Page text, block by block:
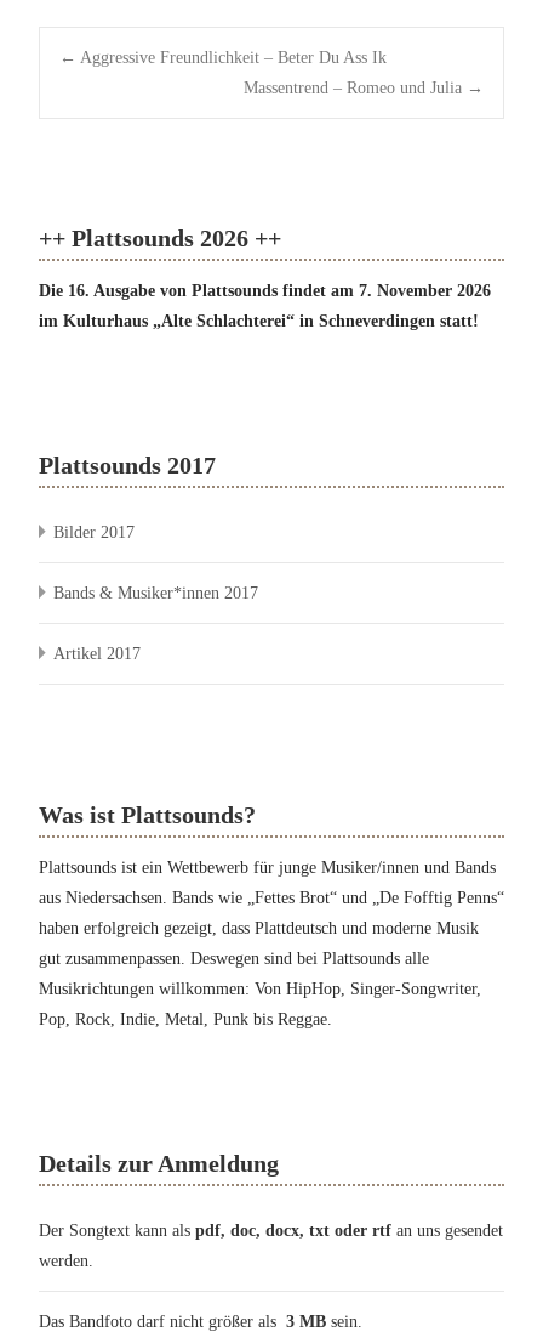
Post
← Aggressive Freundlichkeit – Beter Du Ass Ik
Massentrend – Romeo und Julia →
++ Plattsounds 2026 ++
Die 16. Ausgabe von Plattsounds findet am 7. November 2026
im Kulturhaus „Alte Schlachterei“ in Schneverdingen statt!
Plattsounds 2017
Bilder 2017
Bands & Musiker*innen 2017
Artikel 2017
Was ist Plattsounds?
Plattsounds ist ein Wettbewerb für junge Musiker/innen und Bands
aus Niedersachsen. Bands wie „Fettes Brot“ und „De Fofftig Penns“
haben erfolgreich gezeigt, dass Plattdeutsch und moderne Musik
gut zusammenpassen. Deswegen sind bei Plattsounds alle
Musikrichtungen willkommen: Von HipHop, Singer-Songwriter,
Pop, Rock, Indie, Metal, Punk bis Reggae.
Details zur Anmeldung
Der Songtext kann als pdf, doc, docx, txt oder rtf an uns gesendet
werden.
Das Bandfoto darf nicht größer als 3 MB sein.